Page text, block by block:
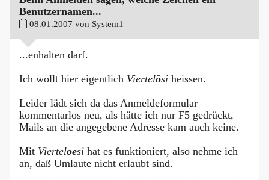
Benutzernamen...
08.01.2007 von System1
...enhalten darf.
Ich wollt hier eigentlich Viertelösi heissen.
Leider lädt sich da das Anmeldeformular
kommentarlos neu, als hätte ich nur F5 gedrückt,
Mails an die angegebene Adresse kam auch keine.
Mit Vierteloesi hat es funktioniert, also nehme ich
an, daß Umlaute nicht erlaubt sind.